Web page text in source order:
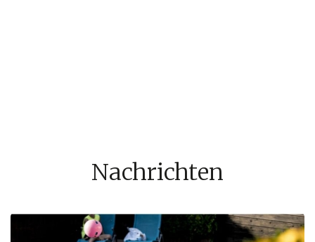
Nachrichten